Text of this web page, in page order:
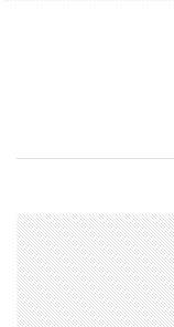
การศึกษา
ศิลปะ, วัฒนธรรม
ศาสนา